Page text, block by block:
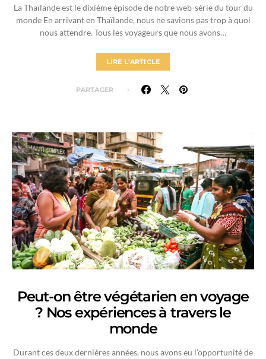
La Thaïlande est le dixième épisode de notre web-série du tour du
monde En arrivant en Thaïlande, nous ne savions pas trop à quoi
nous attendre. Tous les voyageurs que nous avons…
LIRE L'ARTICLE
PARTAGER
Peut-on être végétarien en voyage
? Nos expériences à travers le
monde
Durant ces deux dernières années, nous avons eu l’opportunité de